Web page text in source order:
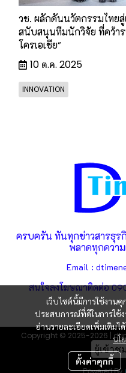
วช. ผลักดันนวัตกรรมไทย
สนับสนุนทีมนักวิจัย ที่คว้าร
โครเอเชีย"
10 ต.ค. 2025
INNOVATION
เว็บไซต์นี้มีการใช้งาน
ประสบการณ์ที่ดีในการใช้
อ่านรายละเอียดเพิ่มเติมไ
นโ
ตั้งค่าคุกกี้
ครบครัน ทันทุกข่าวสารธุร
พลาดทุกควา
Email :
สนใจลงโฆษณาติดต่อ
Copyright © 2025-2026 |
ผู้เข้า